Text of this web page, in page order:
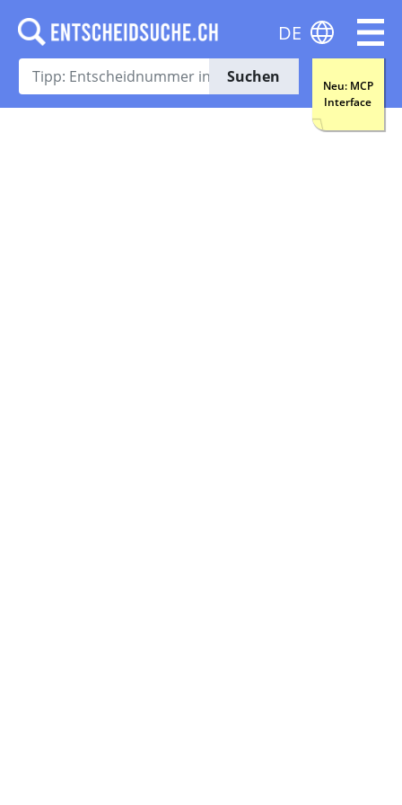
Suchen
Neu: MCP
Interface
DE